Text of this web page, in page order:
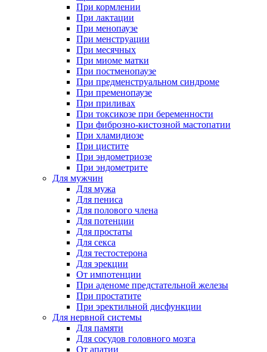
При кормлении
При лактации
При менопаузе
При менструации
При месячных
При миоме матки
При постменопаузе
При предменструальном синдроме
При пременопаузе
При приливах
При токсикозе при беременности
При фиброзно-кистозной мастопатии
При хламидиозе
При цистите
При эндометриозе
При эндометрите
Для мужчин
Для мужа
Для пениса
Для полового члена
Для потенции
Для простаты
Для секса
Для тестостерона
Для эрекции
От импотенции
При аденоме предстательной железы
При простатите
При эректильной дисфункции
Для нервной системы
Для памяти
Для сосудов головного мозга
От апатии